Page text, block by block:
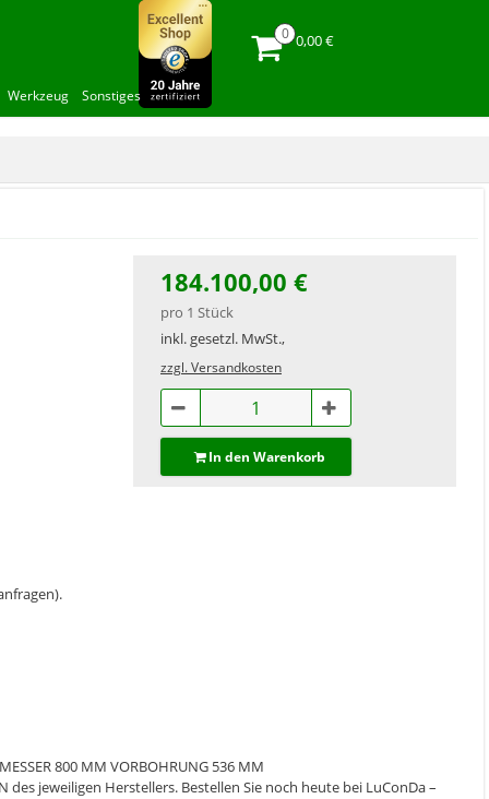
0,00 €
Werkzeug Sonstiges
184.100,00 €
pro 1 Stück
inkl. gesetzl. MwSt.,
zzgl. Versandkosten
In den Warenkorb
800 MM VORBOHRUNG 536 MM
jeweiligen Herstellers. Bestellen Sie noch heute bei LuConDa –